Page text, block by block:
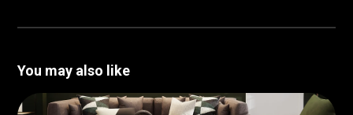
You may also like